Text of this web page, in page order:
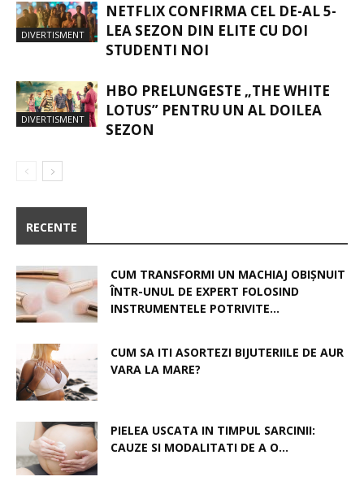
DIVERTISMENT
NETFLIX CONFIRMA CEL DE-AL 5-
LEA SEZON DIN ELITE CU DOI
STUDENTI NOI
DIVERTISMENT
HBO PRELUNGESTE „THE WHITE
LOTUS” PENTRU UN AL DOILEA
SEZON
RECENTE
CUM TRANSFORMI UN MACHIAJ OBIȘNUIT
ÎNTR-UNUL DE EXPERT FOLOSIND
INSTRUMENTELE POTRIVITE...
CUM SA ITI ASORTEZI BIJUTERIILE DE AUR
VARA LA MARE?
PIELEA USCATA IN TIMPUL SARCINII:
CAUZE SI MODALITATI DE A O...